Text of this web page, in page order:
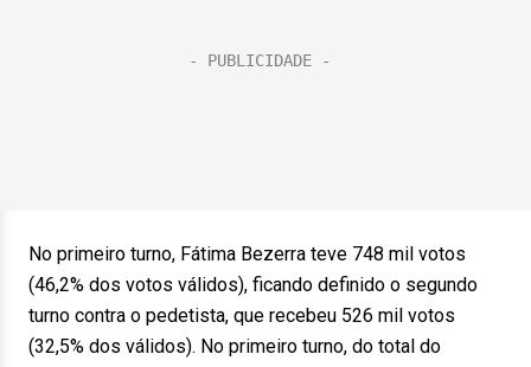
No primeiro turno, Fátima Bezerra teve 748 mil votos
(46,2% dos votos válidos), ficando definido o segundo
turno contra o pedetista, que recebeu 526 mil votos
(32,5% dos válidos). No primeiro turno, do total do